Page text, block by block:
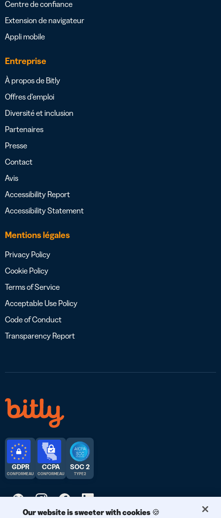
Centre de confiance
Extension de navigateur
Appli mobile
Entreprise
À propos de Bitly
Offres d’emploi
Diversité et inclusion
Partenaires
Presse
Contact
Avis
Accessibility Report
Accessibility Statement
Mentions légales
Privacy Policy
Cookie Policy
Terms of Service
Acceptable Use Policy
Code of Conduct
Transparency Report
GDPR
CONFORME AU
CCPA
CONFORME AU
SOC 2
TYPE 2
Our website is sweeter with cookies 🍪